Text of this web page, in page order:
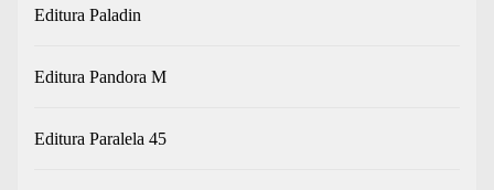
Editura Paladin
Editura Pandora M
Editura Paralela 45